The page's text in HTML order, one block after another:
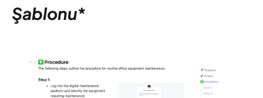
Şablonu*